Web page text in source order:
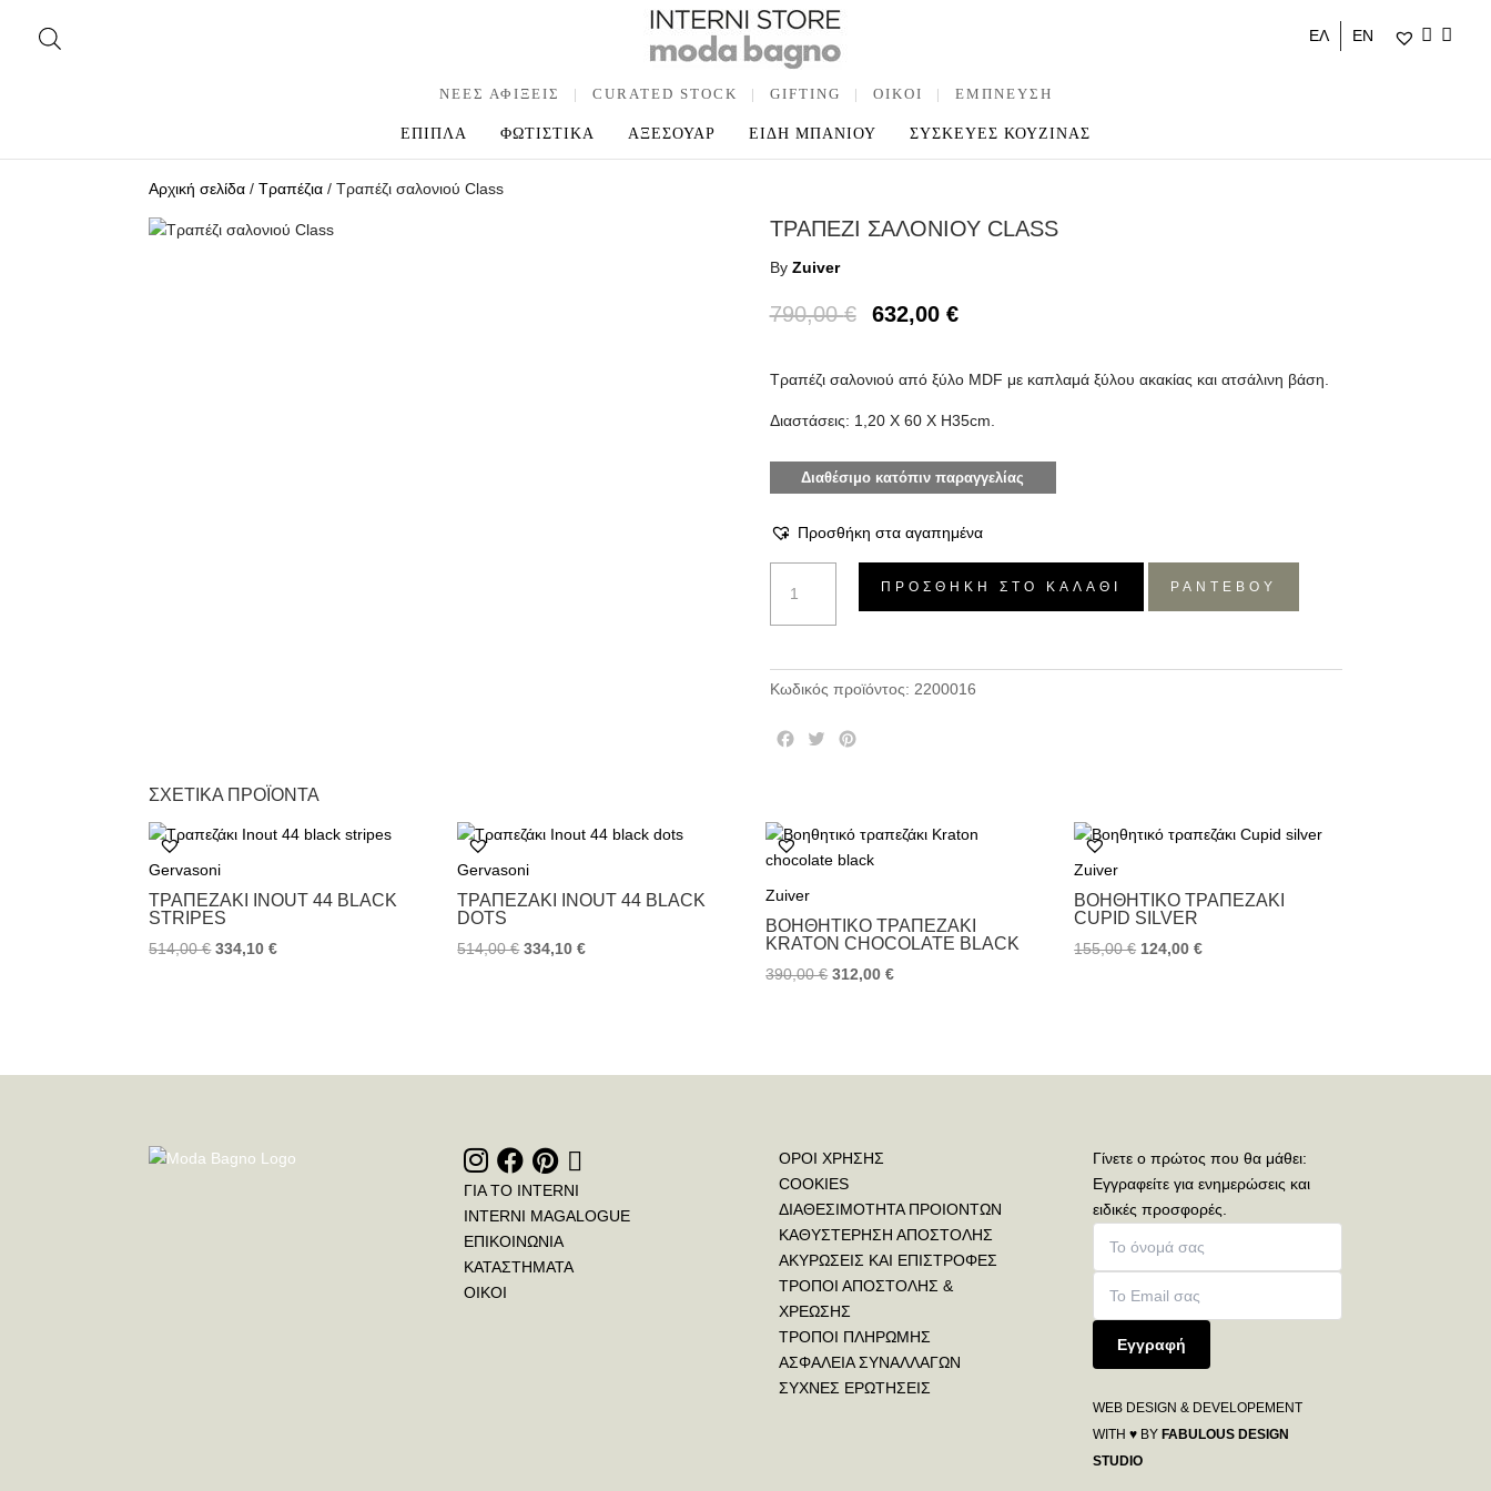
ΕΛ ΕΝ
ΝΕΕΣ ΑΦΙΞΕΙΣ | CURATED STOCK | GIFTING | OIKOI | ΕΜΠΝΕΥΣΗ
ΕΠΙΠΛΑ ΦΩΤΙΣΤΙΚΑ ΑΞΕΣΟΥΑΡ ΕΙΔΗ ΜΠΑΝΙΟΥ ΣΥΣΚΕΥΕΣ ΚΟΥΖΙΝΑΣ
Αρχική σελίδα /Τραπέζια / Τραπέζι σαλονιού Class
ΤΡΑΠΕΖΙ ΣΑΛΟΝΙΟΥ CLASS
By Zuiver
790,00€ 632,00 €
Τραπέζι σαλονιού από ξύλο MDF με καπλαμά ξύλου ακακίας και ατσάλινη βάση.
Διαστάσεις: 1,20 X 60 X H35cm.
Διαθέσιμο κατόπιν παραγγελίας
Προσθήκη στα αγαπημένα
σαλονιού
Class
ΠΡΟΣΘΉΚΗ ΣΤΟ ΚΑΛΆΘΙ ΡΑΝΤΕΒΟΥ
Κωδικός προϊόντος: 2200016
o
k
e
r
e
t
ΣΧΕΤΙΚΆ ΠΡΟΪΌΝΤΑ
Gervasoni
ΤΡΑΠΕΖΆΚΙ INOUT 44 BLACK
STRIPES
514,00€ 334,10€
Gervasoni
ΤΡΑΠΕΖΆΚΙ INOUT 44 BLACK
DOTS
514,00€ 334,10€
Zuiver
ΒΟΗΘΗΤΙΚΌ ΤΡΑΠΕΖΆΚΙ
KRATON CHOCOLATE BLACK
390,00€ 312,00€
Zuiver
ΒΟΗΘΗΤΙΚΌ ΤΡΑΠΕΖΆΚΙ
CUPID SILVER
155,00€ 124,00€
ΓΙΑ ΤΟ INTERNI
INTERNI MAGALOGUE
ΕΠΙΚΟΙΝΩΝΙΑ
ΚΑΤΑΣΤΗΜΑΤΑ
ΟΙΚΟΙ
ΟΡΟΙ ΧΡΗΣΗΣ
COOKIES
ΔΙΑΘΕΣΙΜΟΤΗΤΑ ΠΡΟΙΟΝΤΩΝ
ΚΑΘΥΣΤΕΡΗΣΗ ΑΠΟΣΤΟΛΗΣ
ΑΚΥΡΩΣΕΙΣ ΚΑΙ ΕΠΙΣΤΡΟΦΕΣ
ΤΡΟΠΟΙ ΑΠΟΣΤΟΛΗΣ &
ΧΡΕΩΣΗΣ
ΤΡΟΠΟΙ ΠΛΗΡΩΜΗΣ
ΑΣΦΑΛΕΙΑ ΣΥΝΑΛΛΑΓΩΝ
ΣΥΧΝΕΣ ΕΡΩΤΗΣΕΙΣ
Γίνετε ο πρώτος που θα μάθει:
Εγγραφείτε για ενημερώσεις και
ειδικές προσφορές.
Εγγραφή
WEB DESIGN & DEVELOPEMENT
WITH ♥ BY FABULOUS DESIGN
STUDIO